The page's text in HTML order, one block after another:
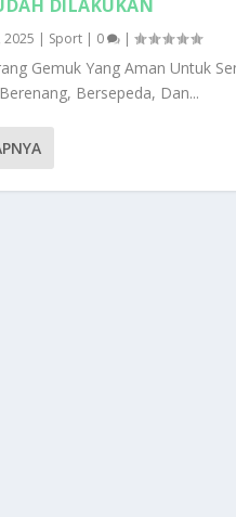
DILAKUKAN
2025 | Sport | 0 |
Gemuk Yang Aman Untuk
Bersepeda, Dan...